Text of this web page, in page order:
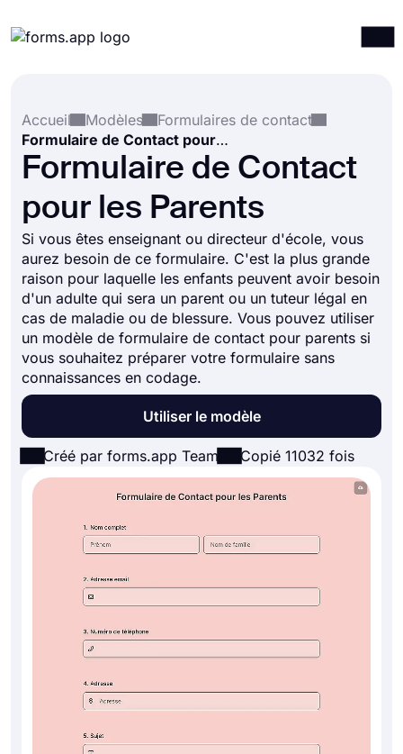
Intégrations
Modèles
Ressources
Accueil
Modèles
Formulaires de contact
Formulaire de Contact pour les Parents
Formulaire de Contact
pour les Parents
Si vous êtes enseignant ou directeur d'école, vous
aurez besoin de ce formulaire. C'est la plus grande
raison pour laquelle les enfants peuvent avoir besoin
d'un adulte qui sera un parent ou un tuteur légal en
cas de maladie ou de blessure. Vous pouvez utiliser
un modèle de formulaire de contact pour parents si
vous souhaitez préparer votre formulaire sans
connaissances en codage.
Utiliser le modèle
Créé par forms.app Team Copié 11032 fois